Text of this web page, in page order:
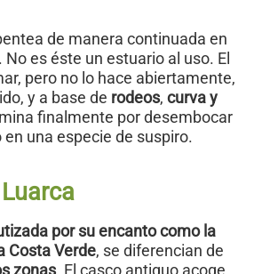
de manera continuada en
es éste un estuario al uso. El
pero no lo hace abiertamente,
y a base de rodeos, curva y
finalmente por desembocar
una especie de suspiro.
por su encanto como la
Costa Verde, se diferencian de
zonas. El casco antiguo acoge